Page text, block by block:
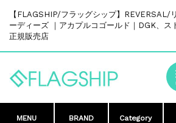
【FLAGSHIP/フラッグシップ】REVERSAL/
ーディーズ ｜アカプルコゴールド｜DGK、ス
正規販売店
MENU BRAND Category